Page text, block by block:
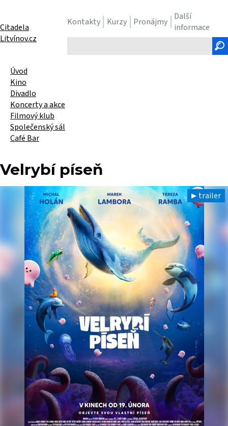
Kontakty Kurzy Pronájmy
Další
informace
text
Citadela
Litvínov.cz
Úvod
Kino
Divadlo
Koncerty a akce
Filmový klub
Společenský sál
Café Bar
Velrybí píseň
trailer